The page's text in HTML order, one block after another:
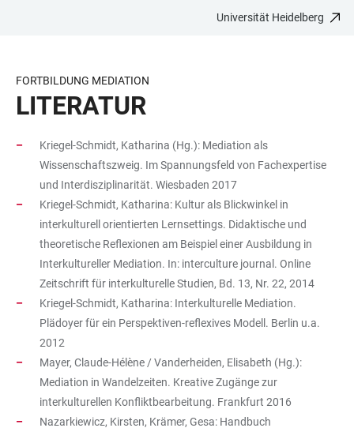
BARRIEREFREIHEIT
Universität Heidelberg
FORTBILDUNG MEDIATION
LITERATUR
Kriegel-Schmidt, Katharina (Hg.): Mediation als
Wissenschaftszweig. Im Spannungsfeld von Fachexpertise
und Interdisziplinarität. Wiesbaden 2017
Kriegel-Schmidt, Katharina: Kultur als Blickwinkel in
interkulturell orientierten Lernsettings. Didaktische und
theoretische Reflexionen am Beispiel einer Ausbildung in
Interkultureller Mediation. In: interculture journal. Online
Zeitschrift für interkulturelle Studien, Bd. 13, Nr. 22, 2014
Kriegel-Schmidt, Katharina: Interkulturelle Mediation.
Plädoyer für ein Perspektiven-reflexives Modell. Berlin u.a.
2012
Mayer, Claude-Hélène / Vanderheiden, Elisabeth (Hg.):
Mediation in Wandelzeiten. Kreative Zugänge zur
interkulturellen Konfliktbearbeitung. Frankfurt 2016
Nazarkiewicz, Kirsten, Krämer, Gesa: Handbuch